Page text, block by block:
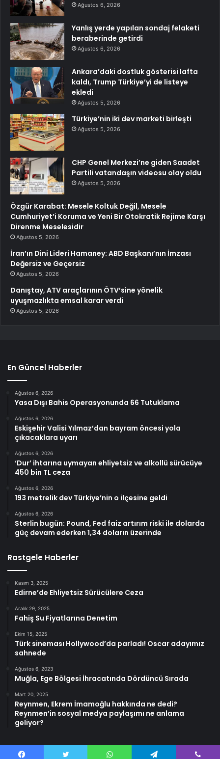
Ağustos 6, 2026
Yanlış yerde yapılan sondaj felaketi
beraberinde getirdi
Ağustos 6, 2026
Ankara’daki dostluk gösterisi lafta
kaldı, Trump Türkiye’yi de listeye
ekledi
Ağustos 5, 2026
Türkiye’nin iki dev marketi birleşti
Ağustos 5, 2026
CHP Genel Merkezi’ne giden Saadet
Partili vatandaşın videosu olay oldu
Ağustos 5, 2026
Özgür Karabat: Mesele Koltuk Değil, Mesele
Cumhuriyet’i Koruma ve Yeni Bir Otokratik Rejime Karşı
Direnme Meselesidir
Ağustos 5, 2026
İran’ın Dini Lideri Hamaney: ABD Başkanı’nın İmzası
Değersiz ve Geçersiz
Ağustos 5, 2026
Danıştay, ATV araçlarının ÖTV’sine yönelik
uyuşmazlıkta emsal karar verdi
Ağustos 5, 2026
En Güncel Haberler
Ağustos 6, 2026
Yasa Dışı Bahis Operasyonunda 66 Tutuklama
Ağustos 6, 2026
Eskişehir Valisi Yılmaz’dan bayram öncesi yola
çıkacaklara uyarı
Ağustos 6, 2026
‘Dur’ ihtarına uymayan ehliyetsiz ve alkollü sürücüye
450 bin TL ceza
Ağustos 6, 2026
193 metrelik dev Türkiye’nin o ilçesine geldi
Ağustos 6, 2026
Sterlin bugün: Pound, Fed faiz artırım riski ile dolarda
güç devam ederken 1,34 doların üzerinde
Rastgele Haberler
Kasım 3, 2025
Edirne’de Ehliyetsiz Sürücülere Ceza
Aralık 29, 2025
Fahiş Su Fiyatlarına Denetim
Ekim 15, 2025
Türk sineması Hollywood’da parladı! Oscar adayımız
sahnede
Ağustos 6, 2023
Muğla, Ege Bölgesi İhracatında Dördüncü Sırada
Mart 20, 2025
Reynmen, Ekrem İmamoğlu hakkında ne dedi?
Reynmen’in sosyal medya paylaşımı ne anlama
geliyor?